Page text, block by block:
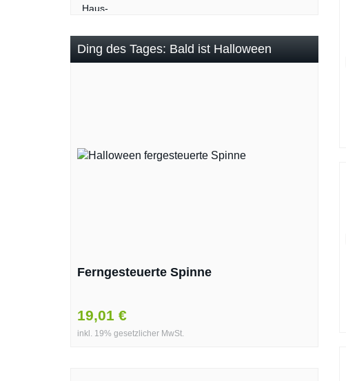
Ding des Tages: Bald ist Halloween
Ferngesteuerte Spinne
19,01 €
inkl. 19% gesetzlicher MwSt.